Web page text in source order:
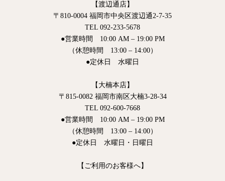
【渡辺通店】
〒810-0004 福岡市中央区渡辺通2-7-35
TEL 092-233-5678
●営業時間 10:00 AM – 19:00 PM
（休憩時間 13:00 – 14:00）
●定休日 水曜日
【大楠本店】
〒815-0082 福岡市南区大楠3-28-34
TEL 092-600-7668
●営業時間 10:00 AM – 19:00 PM
（休憩時間 13:00 – 14:00）
●定休日 水曜日・日曜日
【ご利用のお客様へ】